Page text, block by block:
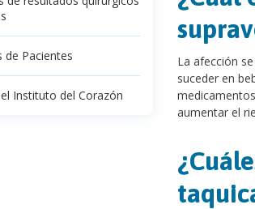
de Pacientes
Instituto del Corazón
La afección
suceder en
aumentar el